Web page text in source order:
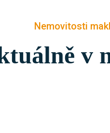
Nemovitosti
v